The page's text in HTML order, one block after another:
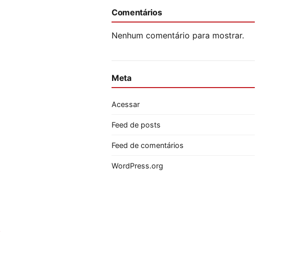
Comentários
Nenhum comentário para mostrar.
Meta
Acessar
Feed de posts
Feed de comentários
WordPress.org